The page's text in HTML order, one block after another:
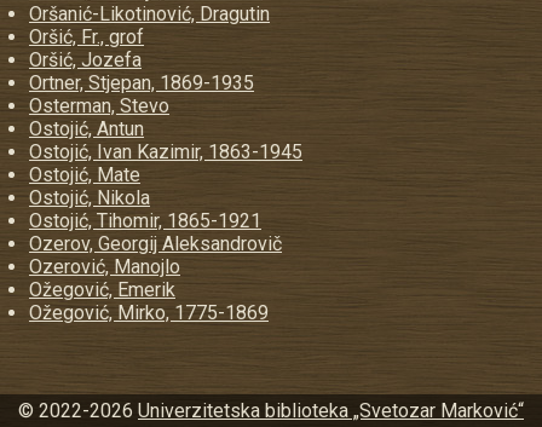
Oršanić-Likotinović, Dragutin
Oršić, Fr., grof
Oršić, Jozefa
Ortner, Stjepan, 1869-1935
Osterman, Stevo
Ostojić, Antun
Ostojić, Ivan Kazimir, 1863-1945
Ostojić, Mate
Ostojić, Nikola
Ostojić, Tihomir, 1865-1921
Ozerov, Georgij Aleksandrovič
Ozerović, Manojlo
Ožegović, Emerik
Ožegović, Mirko, 1775-1869
© 2022-2026 Univerzitetska biblioteka „Svetozar Marković“